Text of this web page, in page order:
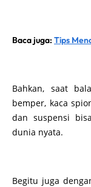
Baca juga: Tips
Bahkan, saat
bemper, kaca
dan suspensi
dunia nyata.
Begitu juga